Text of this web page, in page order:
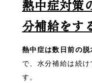
熱中症対策
分補給をす
熱中症は数日前の
で、水分補給は続
す。